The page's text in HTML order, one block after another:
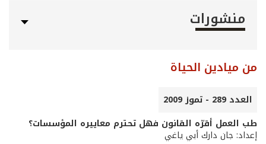
منشورات
من ميادين الحياة
العدد 289 - تموز 2009
طب العمل أقرّه القانون فهل تحترم معاييره المؤسسات؟
إعداد: جان دارك أبي ياغي